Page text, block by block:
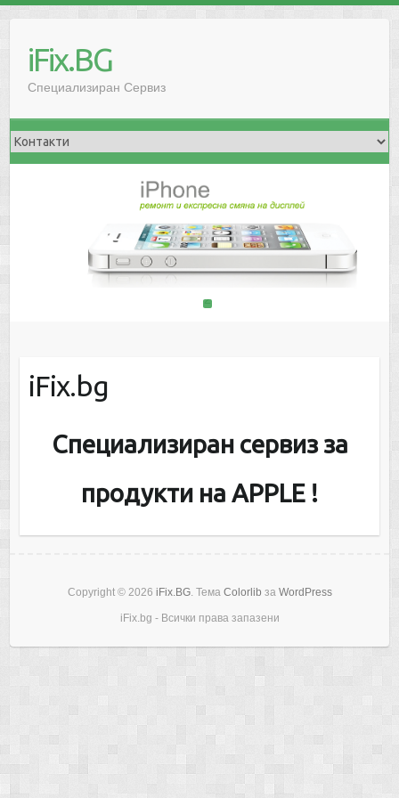
iFix.BG
Специализиран Сервиз
2
iFix.bg
Специализиран сервиз за
продукти на APPLE !
Copyright © 2026 iFix.BG. Тема Colorlib за WordPress
iFix.bg - Всички права запазени